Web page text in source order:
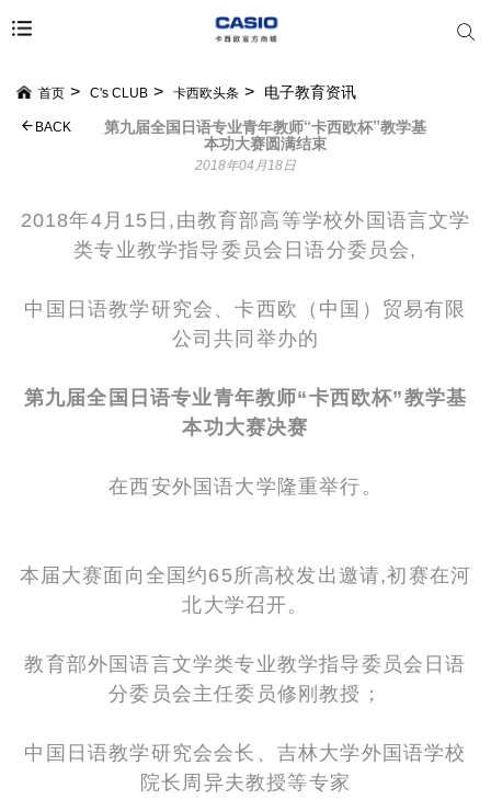
首页 C's CLUB 卡西欧头条 电子教育资讯
第九届全国日语专业青年教师“卡西欧杯”教学基
本功大赛圆满结束
BACK
2018年04月18日
2018年4月15日,由教育部高等学校外国语言文学
类专业教学指导委员会日语分委员会,
中国日语教学研究会、卡西欧（中国）贸易有限
公司共同举办的
第九届全国日语专业青年教师“卡西欧杯”教学基
本功大赛决赛
在西安外国语大学隆重举行。
本届大赛面向全国约65所高校发出邀请,初赛在河
北大学召开。
教育部外国语言文学类专业教学指导委员会日语
分委员会主任委员修刚教授；
中国日语教学研究会会长、吉林大学外国语学校
院长周异夫教授等专家